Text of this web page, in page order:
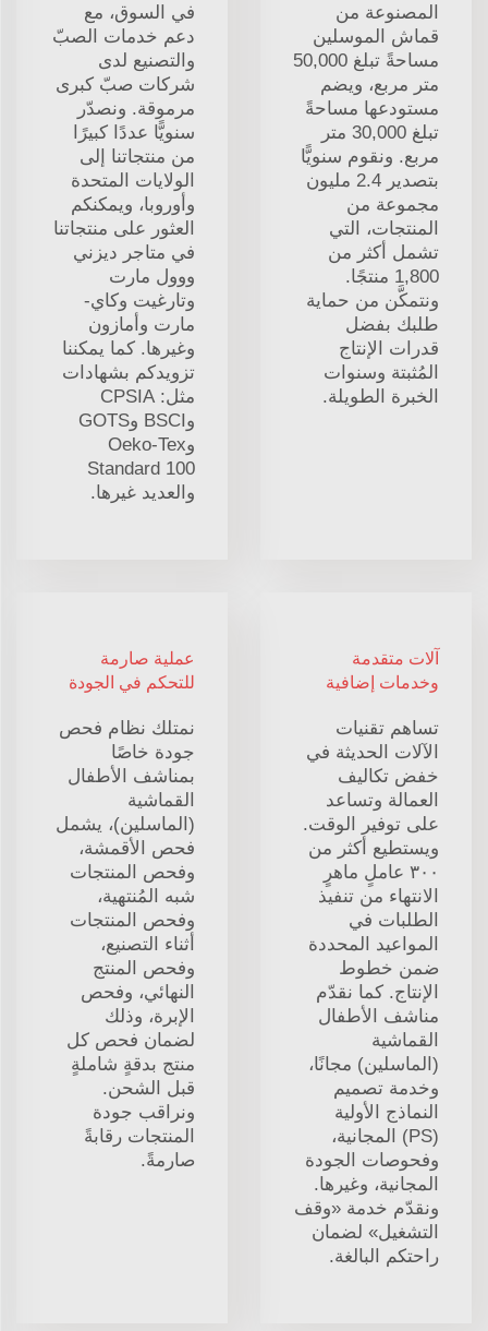
المصنوعة من
قماش الموسلين
مساحةً تبلغ 50,000
متر مربع، ويضم
مستودعها مساحةً
تبلغ 30,000 متر
مربع. ونقوم سنويًّا
بتصدير 2.4 مليون
مجموعة من
المنتجات، التي
تشمل أكثر من
1,800 منتجًا.
ونتمكَّن من حماية
طلبك بفضل
قدرات الإنتاج
المُثبتة وسنوات
الخبرة الطويلة.
في السوق، مع
دعم خدمات الصبّ
والتصنيع لدى
شركات صبّ كبرى
مرموقة. ونصدّر
سنويًّا عددًا كبيرًا
من منتجاتنا إلى
الولايات المتحدة
وأوروبا، ويمكنكم
العثور على منتجاتنا
في متاجر ديزني
ووول مارت
وتارغيت وكاي-
مارت وأمازون
وغيرها. كما يمكننا
تزويدكم بشهادات
مثل: CPSIA
وBSCI وGOTS
وOeko-Tex
Standard 100
والعديد غيرها.
آلات متقدمة
وخدمات إضافية
تساهم تقنيات
الآلات الحديثة في
خفض تكاليف
العمالة وتساعد
على توفير الوقت.
ويستطيع أكثر من
٣٠٠ عاملٍ ماهرٍ
الانتهاء من تنفيذ
الطلبات في
المواعيد المحددة
ضمن خطوط
الإنتاج. كما نقدّم
مناشف الأطفال
القماشية
(الماسلين) مجانًا،
وخدمة تصميم
النماذج الأولية
(PS) المجانية،
وفحوصات الجودة
المجانية، وغيرها.
ونقدّم خدمة «وقف
التشغيل» لضمان
راحتكم البالغة.
عملية صارمة
للتحكم في الجودة
نمتلك نظام فحص
جودة خاصًا
بمناشف الأطفال
القماشية
(الماسلين)، يشمل
فحص الأقمشة،
وفحص المنتجات
شبه المُنتهية،
وفحص المنتجات
أثناء التصنيع،
وفحص المنتج
النهائي، وفحص
الإبرة، وذلك
لضمان فحص كل
منتج بدقةٍ شاملةٍ
قبل الشحن.
ونراقب جودة
المنتجات رقابةً
صارمةً.